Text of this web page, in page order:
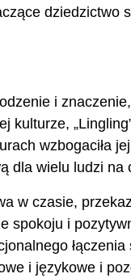
dziedzictwo
i
kulturze,
wzbogaciła
dla wielu ludzi na
w czasie,
spokoju i
i językowe i